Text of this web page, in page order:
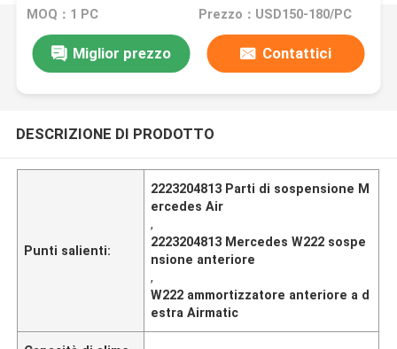
MOQ：1 PC Prezzo：USD150-180/PC
Miglior prezzo Contattici
DESCRIZIONE DI PRODOTTO
Punti salienti:
2223204813 Parti di sospensione M
ercedes Air
,
2223204813 Mercedes W222 sospe
nsione anteriore
,
W222 ammortizzatore anteriore a d
estra Airmatic